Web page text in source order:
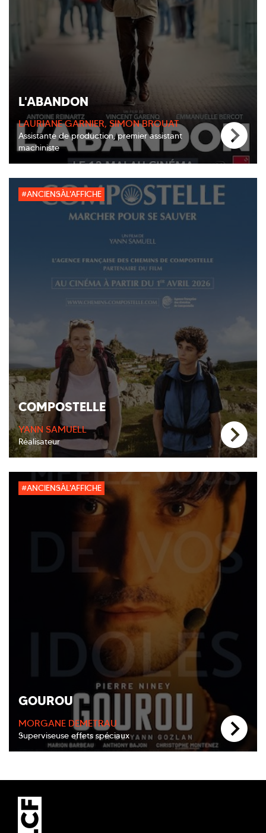
L'ABANDON
LAURIANE GARNIER, SIMON BROUAT
Assistante de production, premier assistant
machiniste
#ANCIENSÀL'AFFICHE
COMPOSTELLE
YANN SAMUELL
Réalisateur
#ANCIENSÀL'AFFICHE
GOUROU
MORGANE DEMETRAU
Superviseuse effets spéciaux